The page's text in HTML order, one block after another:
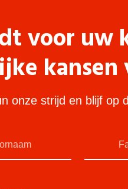
voor uw
kansen
onze strijd en blijf op